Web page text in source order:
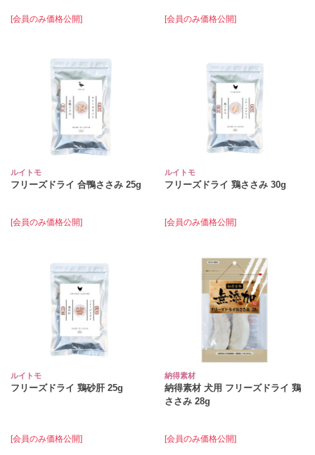
[会員のみ価格公開] [会員のみ価格公開]
ルイトモ
フリーズドライ 合鴨ささみ 25g
[会員のみ価格公開]
ルイトモ
フリーズドライ 鶏ささみ 30g
[会員のみ価格公開]
ルイトモ
フリーズドライ 鶏砂肝 25g
[会員のみ価格公開]
納得素材
納得素材 犬用 フリーズドライ 鶏
ささみ 28g
[会員のみ価格公開]